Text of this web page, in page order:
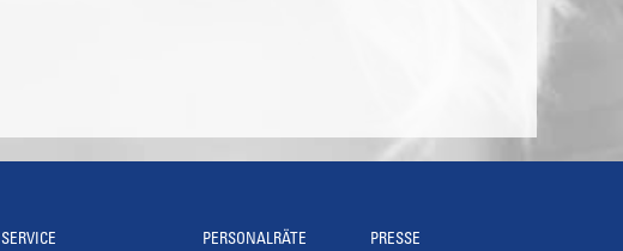
SERVICE PERSONALRÄTE PRESSE